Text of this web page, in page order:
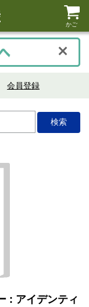
かご
会員登録
: アイデンティ